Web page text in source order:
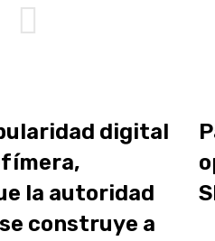
digital
la autoridad
construye a